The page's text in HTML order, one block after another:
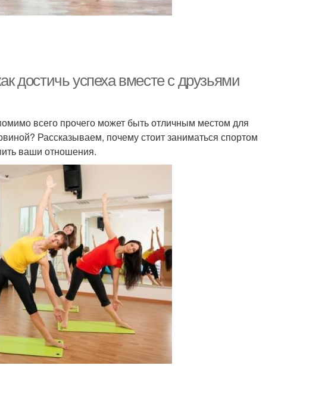
достичь успеха вместе с друзьями
всего прочего может быть отличным местом для
Рассказываем, почему стоит заниматься спортом
ваши отношения.